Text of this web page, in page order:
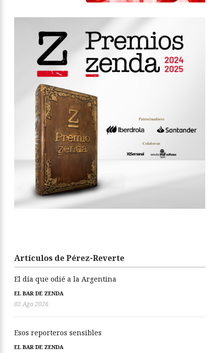
Artículos de Pérez-Reverte
El día que odié a la Argentina
EL BAR DE ZENDA
02 Ago 2026
Esos reporteros sensibles
EL BAR DE ZENDA